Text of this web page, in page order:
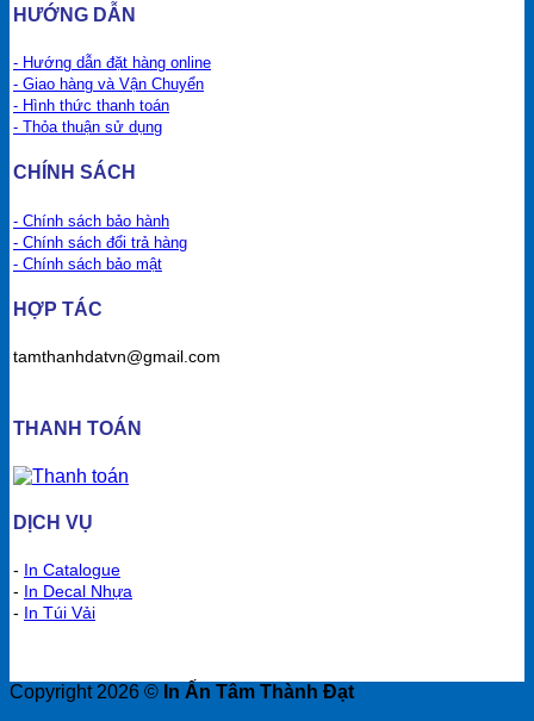
HƯỚNG DẪN
- Hướng dẫn đặt hàng online
- Giao hàng và Vận Chuyển
- Hình thức thanh toán
- Thỏa thuận sử dụng
CHÍNH SÁCH
- Chính sách bảo hành
- Chính sách đổi trả hàng
- Chính sách bảo mật
HỢP TÁC
tamthanhdatvn@gmail.com
THANH TOÁN
DỊCH VỤ
-
In Catalogue
-
In Decal Nhựa
-
In Túi Vải
Copyright 2026 © In Ấn Tâm Thành Đạt